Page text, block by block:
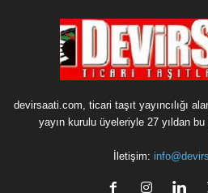
devirsaati.com, ticari taşıt yayıncılığı
yayın kurulu üyeleriyle 27 yıldan
İletişim: